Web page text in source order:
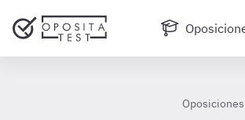
Oposiciones